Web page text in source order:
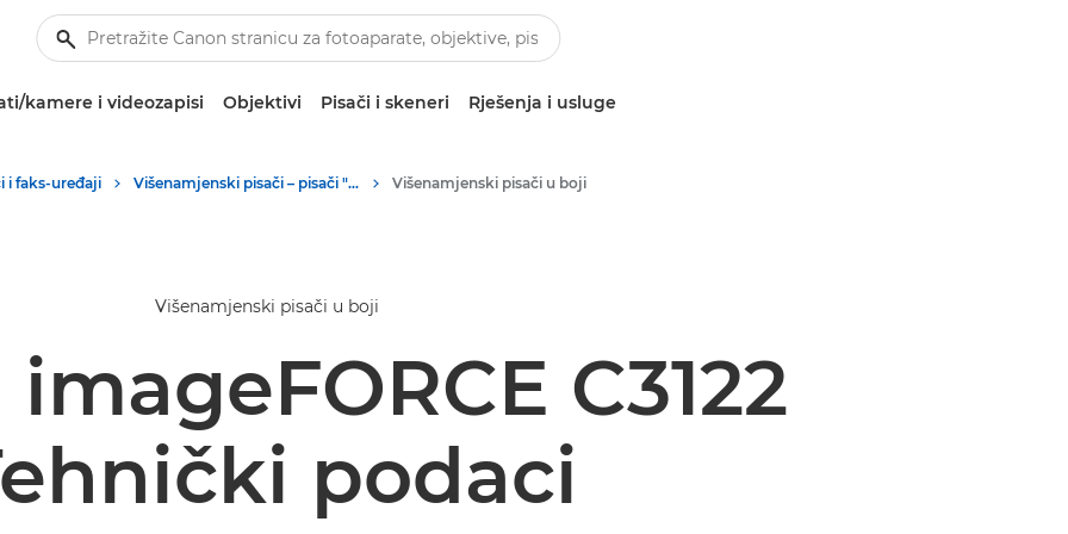
kamere i videozapisi Objektivi Pisači i skeneri Rješenja i usluge
i faks-uređaji Višenamjenski pisači – pisači "sve u jednom" Višenamjenski pisači u boji
Višenamjenski pisači u boji
C3122
podaci